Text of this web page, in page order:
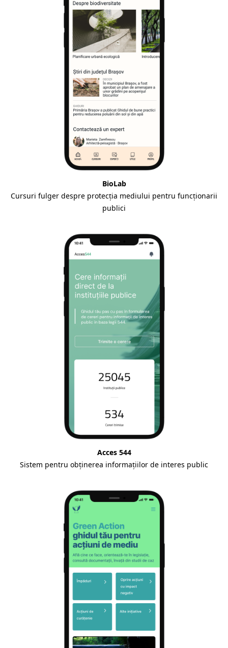
BioLab
Cursuri fulger despre protecția mediului pentru funcționarii
publici
Acces 544
Sistem pentru obținerea informațiilor de interes public